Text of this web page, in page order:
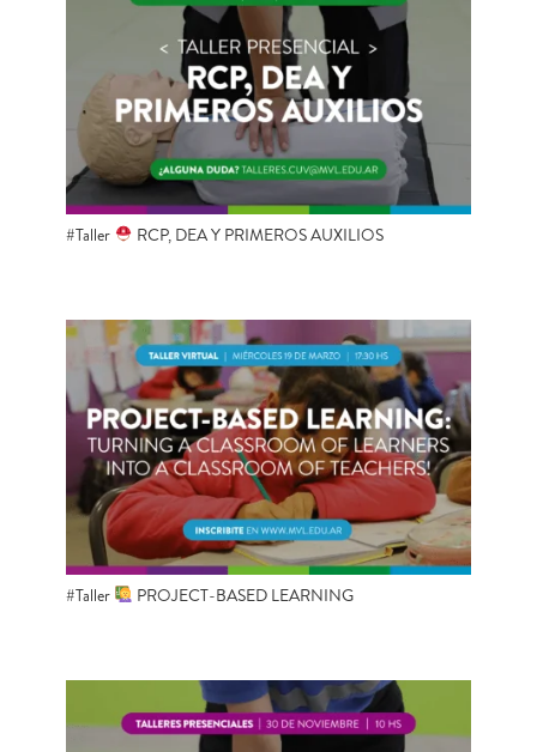
#Taller RCP, DEA Y PRIMEROS AUXILIOS
#Taller PROJECT-BASED LEARNING